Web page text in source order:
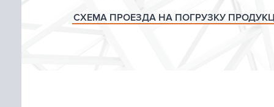
СХЕМА ПРОЕЗДА НА ПОГРУЗКУ